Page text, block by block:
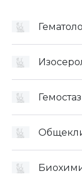
Гемостаз